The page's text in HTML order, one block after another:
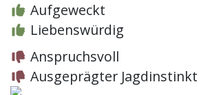
Aufgeweckt
Liebenswürdig
Anspruchsvoll
Ausgeprägter Jagdinstinkt